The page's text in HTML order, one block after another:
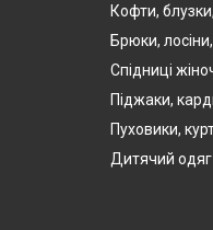
Кофти,
Брюки,
Спідниці
Піджаки,
Пуховики,
Дитячий одяг